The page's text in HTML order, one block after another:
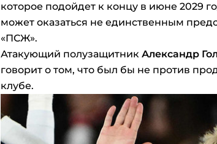
которое подойдет к концу в июне 2029
может оказаться не единственным
«ПСЖ».
Атакующий полузащитник Александр
говорит о том, что был бы не против
клубе.